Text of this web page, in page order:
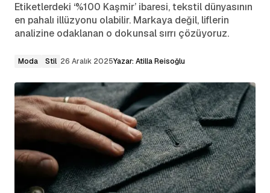
Etiketlerdeki ‘%100 Kaşmir’ ibaresi, tekstil dünyasının
en pahalı illüzyonu olabilir. Markaya değil, liflerin
analizine odaklanan o dokunsal sırrı çözüyoruz.
Moda Stil 26 Aralık 2025Yazar: Atilla Reisoğlu